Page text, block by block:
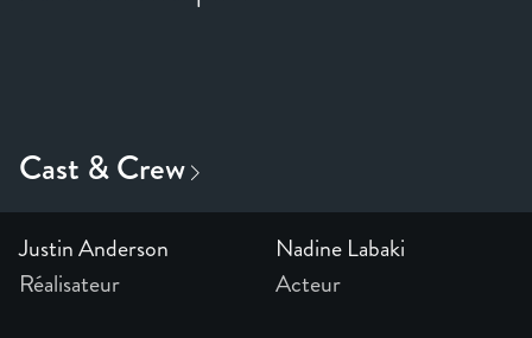
Justin Anderson
Réalisateur
Nadine Labaki
Acteur